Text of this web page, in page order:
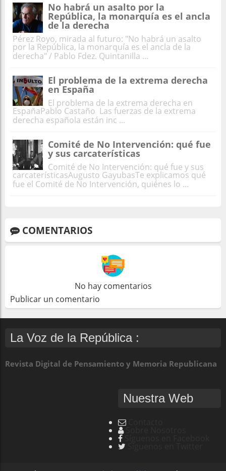
No habrá un asalto por la
República, la monarquía es el ancla
de la derecha
Pérez Royo, mirada al futuro: "No habrá un asalto
por la República, la monarquía es el ancla de la
derecha" / Pablo Fdez. Quintanilla ...
El problema de la extrema derecha
en España
El problema de la extrema derecha en
EspañaPablo Castaño Las fuerzas de la extrema
derecha española están inc ...
Comité de No Intervención: qué fue
y sus carcaterísticas
Comité de No Intervención: qué fue y sus
carcaterísticasAugusto GayubasTe explicamos qué
fue el Comité de No Intervención, quiénes lo ...
COMENTARIOS
No hay comentarios
Publicar un comentario
La Voz de la República :
Revista Digital de Pensamiento y Memoria Republicana
Nuestra Web